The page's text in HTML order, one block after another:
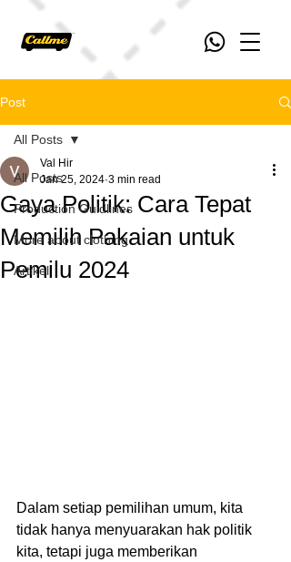
Post
All Posts
Production Guidlines
More about clothing
Artikel
All Posts
Gaya Politik: Cara Tepat
Memilih Pakaian untuk
Pemilu 2024
Val Hir
Jan 25, 2024 3 min read
Dalam setiap pemilihan umum, kita
tidak hanya menyuarakan hak politik
kita, tetapi juga memberikan